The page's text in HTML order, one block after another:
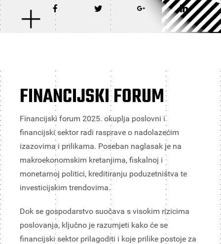
FINANCIJSKI FORUM
Financijski forum 2025. okuplja poslovni i
financijski sektor radi rasprave o nadolazećim
izazovima i prilikama. Poseban naglasak je na
makroekonomskim kretanjima, fiskalnoj i
monetarnoj politici, kreditiranju poduzetništva te
investicijskim trendovima.
Dok se gospodarstvo suočava s visokim rizicima
poslovanja, ključno je razumjeti kako će se
financijski sektor prilagoditi i koje prilike postoje za